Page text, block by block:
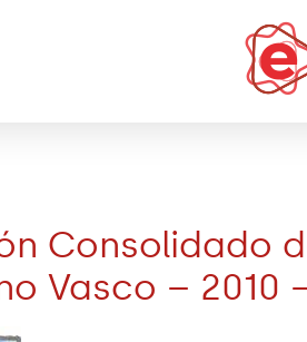
Consolidado
Vasco – 2010